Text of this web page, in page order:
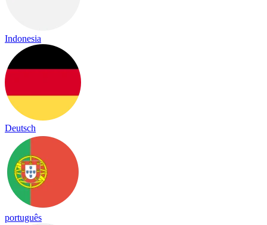
Indonesia
Deutsch
português